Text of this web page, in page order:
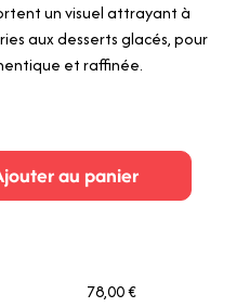
un visuel attrayant à
aux desserts glacés, pour
et raffinée.
au panier
78,00 €